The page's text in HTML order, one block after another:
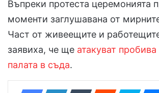
Въпреки протеста церемонията
моменти заглушавана от
Част от живеещите и
заявиха, че ще атакуват
палата в съда.